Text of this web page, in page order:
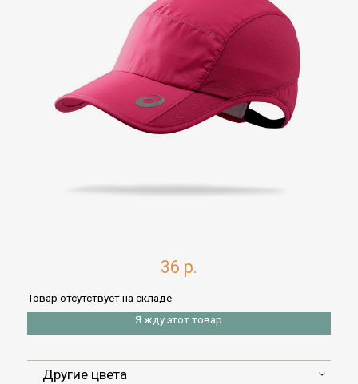
36 р.
Товар отсутствует на складе
Я жду этот товар
Другие цвета